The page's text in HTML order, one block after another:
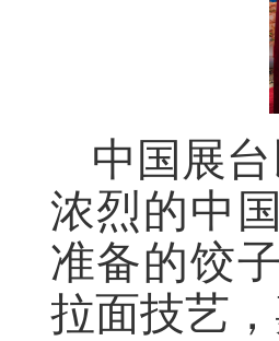
中国展
浓烈的中
准备的饺
拉面技艺